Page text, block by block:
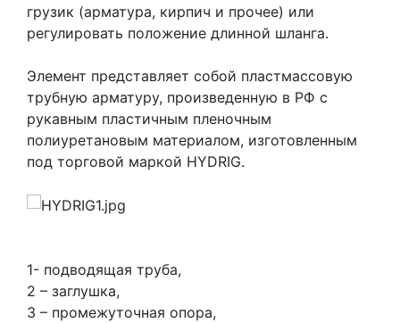
грузик (арматура, кирпич и прочее) или
регулировать положение длинной шланга.
Элемент представляет собой пластмассовую
трубную арматуру, произведенную в РФ с
рукавным пластичным пленочным
полиуретановым материалом, изготовленным
под торговой маркой HYDRIG.
1- подводящая труба,
2 – заглушка,
3 – промежуточная опора,